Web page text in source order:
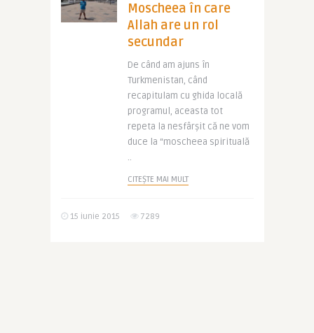
Moscheea în care
Allah are un rol
secundar
De când am ajuns în
Turkmenistan, când
recapitulam cu ghida locală
programul, aceasta tot
repeta la nesfârșit că ne vom
duce la “moscheea spirituală
..
CITEȘTE MAI MULT
15 iunie 2015 7289